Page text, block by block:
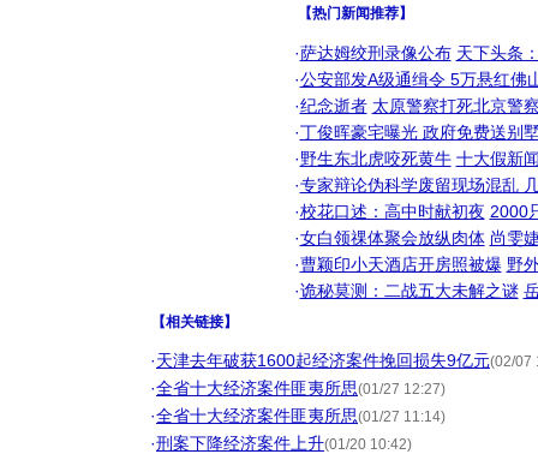
【热门新闻推荐】
·萨达姆绞刑录像公布 天下头条
·公安部发A级通缉令 5万悬红佛
·纪念逝者 太原警察打死北京警
·丁俊晖豪宅曝光 政府免费送别
·野生东北虎咬死黄牛 十大假新
·专家辩论伪科学废留现场混乱
·校花口述：高中时献初夜 2000
·女白领祼体聚会放纵肉体 尚雯
·曹颖印小天酒店开房照被爆 野
·诡秘莫测：二战五大未解之谜
【相关链接】
·天津去年破获1600起经济案件挽回损失9亿元(02/07
·全省十大经济案件匪夷所思(01/27 12:27)
·全省十大经济案件匪夷所思(01/27 11:14)
·刑案下降经济案件上升(01/20 10:42)